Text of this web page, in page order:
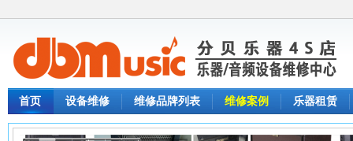
首页 设备维修 维修品牌列表 维修案例 乐器租赁